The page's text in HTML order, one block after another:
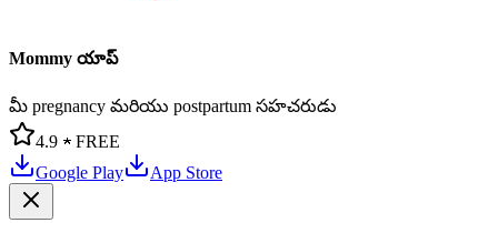
Mommy యాప్
మీ pregnancy మరియు postpartum సహచరుడు
4.9 ★ FREE
Google Play
App Store